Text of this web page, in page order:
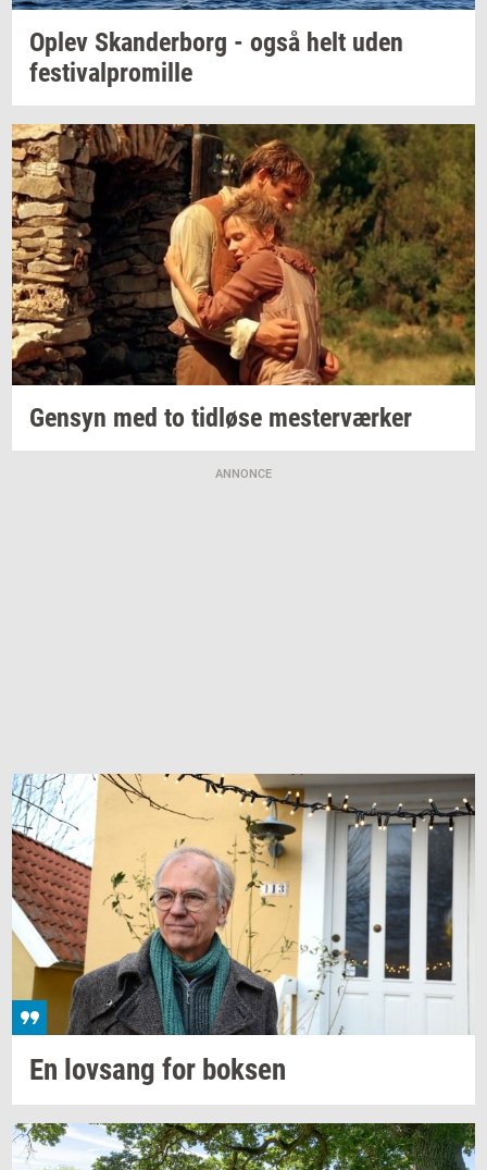
Oplev Skan­der­borg - også helt uden
festi­val­pro­mil­le
Gen­syn med to tid­lø­se mester­vær­ker
ANNONCE
En lovsang for bok­sen